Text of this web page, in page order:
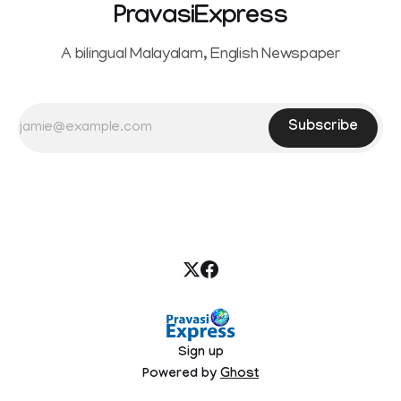
PravasiExpress
A bilingual Malayalam, English Newspaper
Subscribe
Sign up
Powered by Ghost